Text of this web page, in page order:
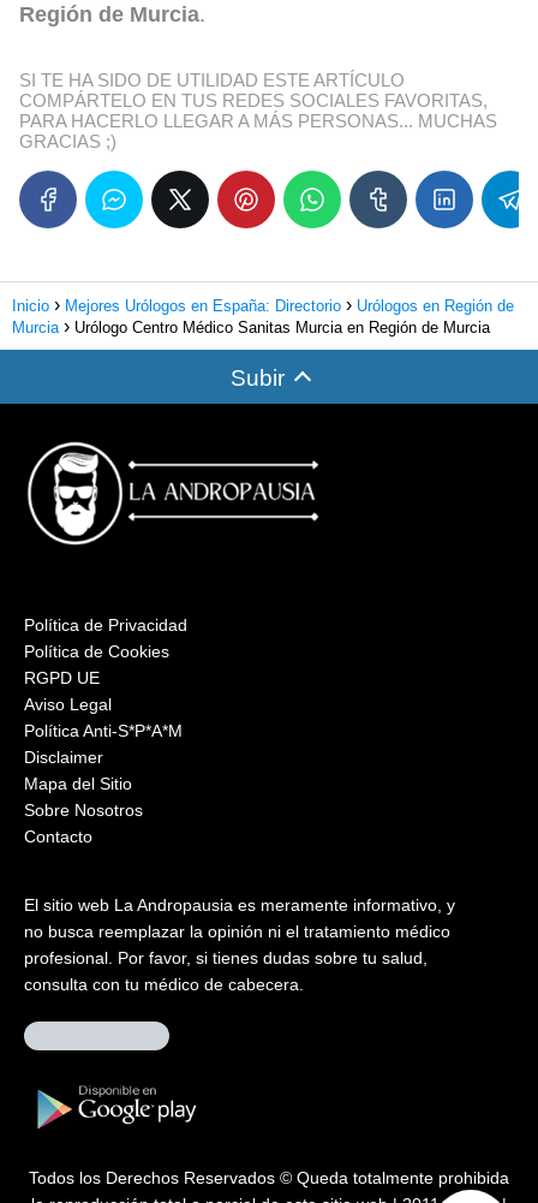
Región de Murcia.
SI TE HA SIDO DE UTILIDAD ESTE ARTÍCULO
COMPÁRTELO EN TUS REDES SOCIALES FAVORITAS,
PARA HACERLO LLEGAR A MÁS PERSONAS... MUCHAS
GRACIAS ;)
Inicio Mejores Urólogos en España: Directorio
Urólogos en Región de
Murcia
Urólogo Centro Médico Sanitas Murcia en Región de Murcia
Subir
Política de Privacidad
Política de Cookies
RGPD UE
Aviso Legal
Política Anti-S*P*A*M
Disclaimer
Mapa del Sitio
Sobre Nosotros
Contacto
El sitio web La Andropausia es meramente informativo, y
no busca reemplazar la opinión ni el tratamiento médico
profesional. Por favor, si tienes dudas sobre tu salud,
consulta con tu médico de cabecera.
Todos los Derechos Reservados © Queda totalmente prohibida